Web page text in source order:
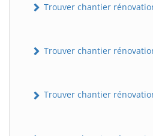
Trouver chantier
Trouver chantier
Trouver chantier